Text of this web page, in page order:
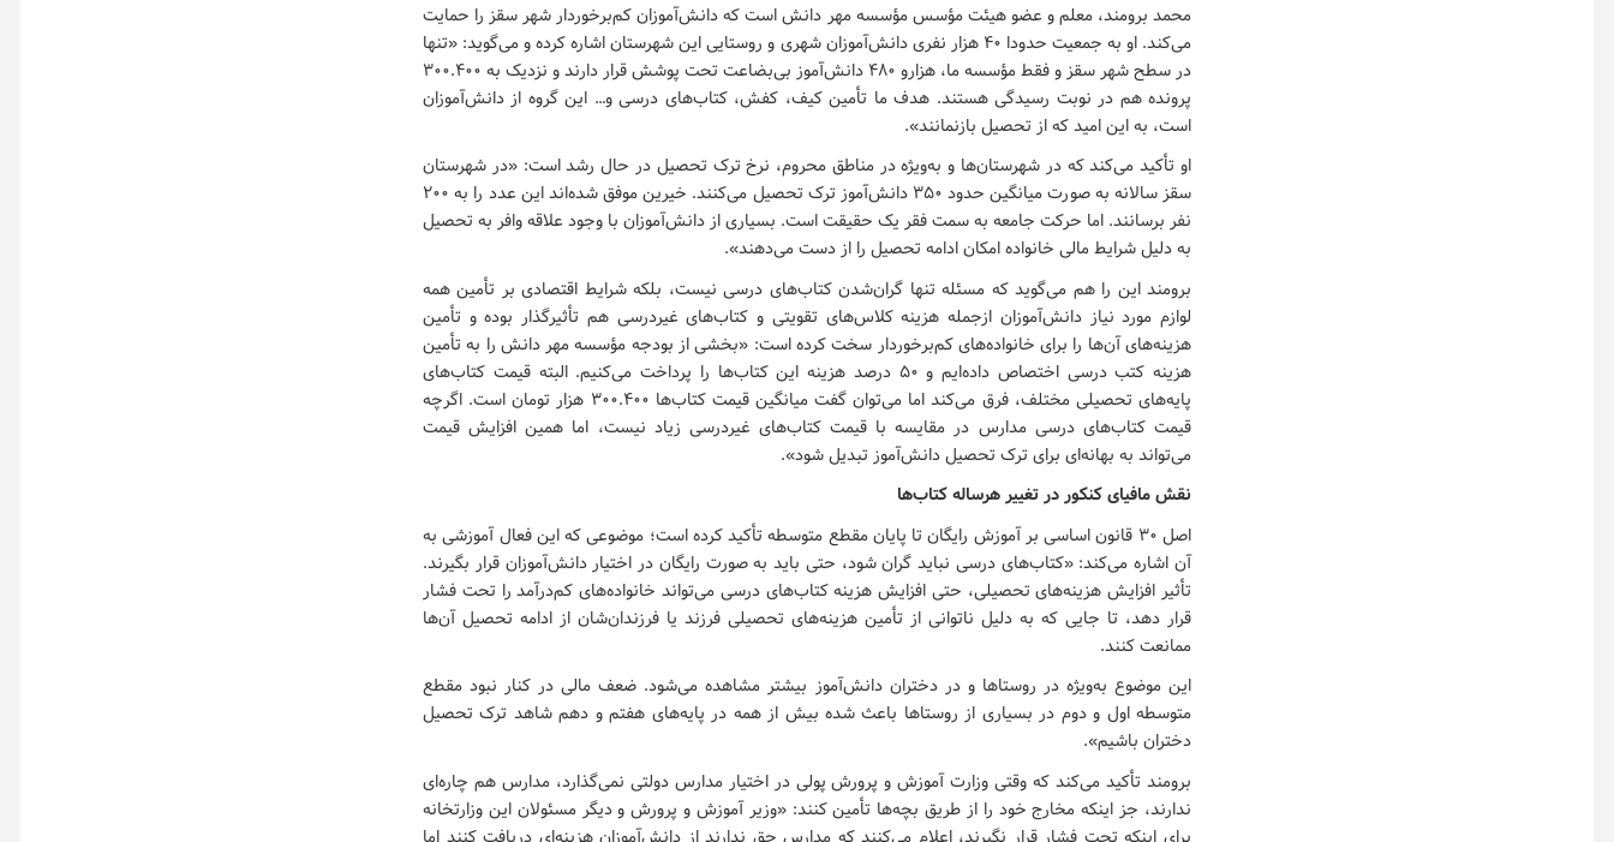
محمد برومند، معلم و عضو هیئت مؤسس مؤسسه مهر دانش است که دانش‌آموزان کم‌برخوردار شهر سقز را حمایت
می‌کند. او به جمعیت حدودا ۴۰ هزار نفری دانش‌آموزان شهری و روستایی این شهرستان اشاره کرده و می‌گوید: «تنها
در سطح شهر سقز و فقط مؤسسه ما، هزارو ۴۸۰ دانش‌آموز بی‌بضاعت تحت پوشش قرار دارند و نزدیک به ۳۰۰.۴۰۰
پرونده هم در نوبت رسیدگی هستند. هدف ما تأمین کیف، کفش، کتاب‌های درسی و… این گروه از دانش‌آموزان
است، به این امید که از تحصیل بازنمانند».
او تأکید می‌کند که در شهرستان‌ها و به‌ویژه در مناطق محروم، نرخ ترک تحصیل در حال رشد است: «در شهرستان
سقز سالانه به صورت میانگین حدود ۳۵۰ دانش‌آموز ترک تحصیل می‌کنند. خیرین موفق شده‌اند این عدد را به ۲۰۰
نفر برسانند. اما حرکت جامعه به سمت فقر یک حقیقت است. بسیاری از دانش‌آموزان با وجود علاقه وافر به تحصیل
به دلیل شرایط مالی خانواده امکان ادامه تحصیل را از دست می‌دهند».
برومند این را هم می‌گوید که مسئله تنها گران‌شدن کتاب‌های درسی نیست، بلکه شرایط اقتصادی بر تأمین همه
لوازم مورد نیاز دانش‌آموزان ازجمله هزینه کلاس‌های تقویتی و کتاب‌های غیردرسی هم تأثیرگذار بوده و تأمین
هزینه‌های آن‌ها را برای خانواده‌های کم‌برخوردار سخت کرده است: «بخشی از بودجه مؤسسه مهر دانش را به تأمین
هزینه کتب درسی اختصاص داده‌ایم و ۵۰ درصد هزینه این کتاب‌ها را پرداخت می‌کنیم. البته قیمت کتاب‌های
پایه‌های تحصیلی مختلف، فرق می‌کند اما می‌توان گفت میانگین قیمت کتاب‌ها ۳۰۰.۴۰۰ هزار تومان است. اگرچه
قیمت کتاب‌های درسی مدارس در مقایسه با قیمت کتاب‌های غیردرسی زیاد نیست، اما همین افزایش قیمت
می‌تواند به بهانه‌ای برای ترک تحصیل دانش‌آموز تبدیل شود».
نقش مافیای کنکور در تغییر هرساله کتاب‌ها
اصل ۳۰ قانون اساسی بر آموزش رایگان تا پایان مقطع متوسطه تأکید کرده است؛ موضوعی که این فعال آموزشی به
آن اشاره می‌کند: «کتاب‌های درسی نباید گران شود، حتی باید به صورت رایگان در اختیار دانش‌آموزان قرار بگیرند.
تأثیر افزایش هزینه‌های تحصیلی، حتی افزایش هزینه کتاب‌های درسی می‌تواند خانواده‌های کم‌درآمد را تحت فشار
قرار دهد، تا جایی که به دلیل ناتوانی از تأمین هزینه‌های تحصیلی فرزند یا فرزندان‌شان از ادامه تحصیل آن‌ها
ممانعت کنند.
این موضوع به‌ویژه در روستاها و در دختران دانش‌آموز بیشتر مشاهده می‌شود. ضعف مالی در کنار نبود مقطع
متوسطه اول و دوم در بسیاری از روستاها باعث شده بیش از همه در پایه‌های هفتم و دهم شاهد ترک تحصیل
دختران باشیم».
برومند تأکید می‌کند که وقتی وزارت آموزش و پرورش پولی در اختیار مدارس دولتی نمی‌گذارد، مدارس هم چاره‌ای
ندارند، جز اینکه مخارج خود را از طریق بچه‌ها تأمین کنند: «وزیر آموزش و پرورش و دیگر مسئولان این وزارتخانه